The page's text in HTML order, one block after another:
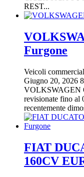
REST...
Furgone
Veicoli
Giugno 20, 2026
VOLKSWAGEN
revisionate fino al
recentemente
FIAT
160CV